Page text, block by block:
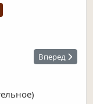
Следующий:
Вперед